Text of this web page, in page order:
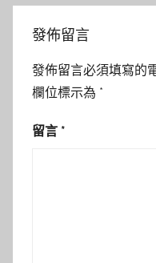
發佈留言
發佈留言必須填寫的
欄位標示為 *
留言 *